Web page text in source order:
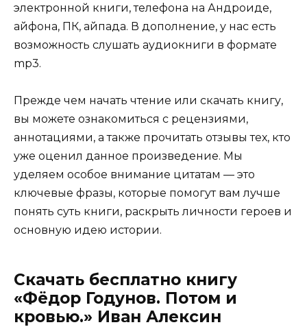
электронной книги, телефона на Андроиде,
айфона, ПК, айпада. В дополнение, у нас есть
возможность слушать аудиокниги в формате
mp3.
Прежде чем начать чтение или скачать книгу,
вы можете ознакомиться с рецензиями,
аннотациями, а также прочитать отзывы тех, кто
уже оценил данное произведение. Мы
уделяем особое внимание цитатам — это
ключевые фразы, которые помогут вам лучше
понять суть книги, раскрыть личности героев и
основную идею истории.
Скачать бесплатно книгу
«Фёдор Годунов. Потом и
кровью.» Иван Алексин